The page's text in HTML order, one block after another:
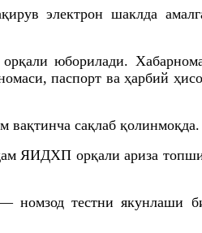
электрон шаклда
орқали юборилади.
паспорт ва ҳарбий
вақтинча сақлаб қолинмоқда.
ЯИДХП орқали ариза
номзод тестни якунлаши